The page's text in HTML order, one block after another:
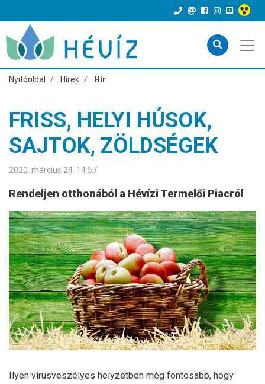
Nyitóoldal Hírek Hír
FRISS, HELYI HÚSOK,
SAJTOK, ZÖLDSÉGEK
2020. március 24. 14:57
Rendeljen otthonából a Hévízi Termelői Piacról
Ilyen vírusveszélyes helyzetben még fontosabb, hogy